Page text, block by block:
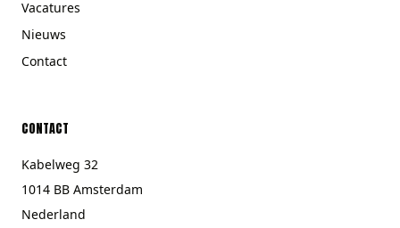
Vacatures
Nieuws
Contact
CONTACT
Kabelweg 32
1014 BB Amsterdam
Nederland